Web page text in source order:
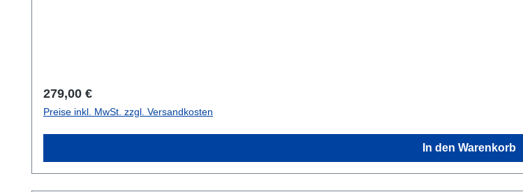
Regulärer Preis:
279,00 €
Preise inkl. MwSt. zzgl. Versandkosten
In den Warenkorb